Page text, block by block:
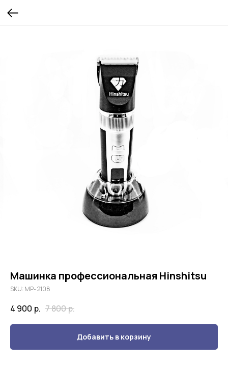
Машинка профессиональная Hinshitsu
SKU: MP- 2108
4 900 р. 7 800р.
Добавить в корзину